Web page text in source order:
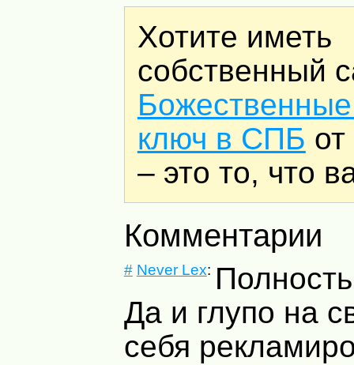
Хотите иметь
собственный
ключ в СПБ
– это то, что
Комментарии
# Never Lex:
Да и глупо на
себя